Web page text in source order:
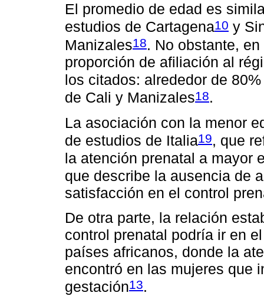
El promedio de edad es
estudios de Cartagena10 y
Manizales18. No obstante,
proporción de afiliación al
los citados: alrededor de
de Cali y Manizales18.
La asociación con la menor
de estudios de Italia19, que
la atención prenatal a mayor
que describe la ausencia de
satisfacción en el control
De otra parte, la relación
control prenatal podría ir en
países africanos, donde la
encontró en las mujeres que
gestación13.